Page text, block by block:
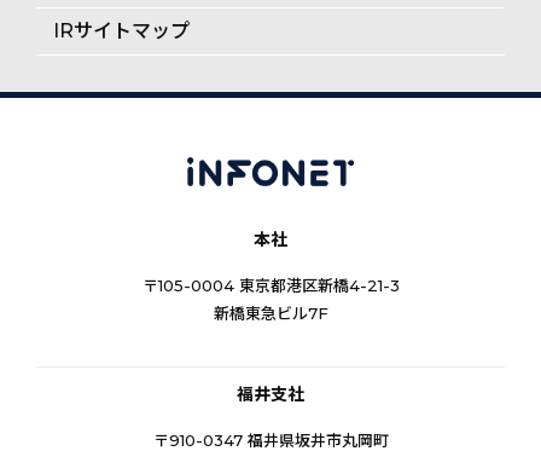
IRサイトマップ
本社
〒105-0004 東京都港区新橋4-21-3
新橋東急ビル7F
福井支社
〒910-0347 福井県坂井市丸岡町